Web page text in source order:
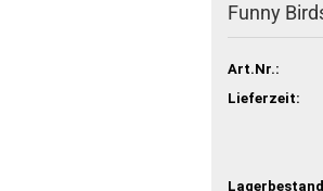
STOFFE IN STÜCKEN VON 25 UND 50 CM
Funny
Art.Nr.:
Lieferzeit: